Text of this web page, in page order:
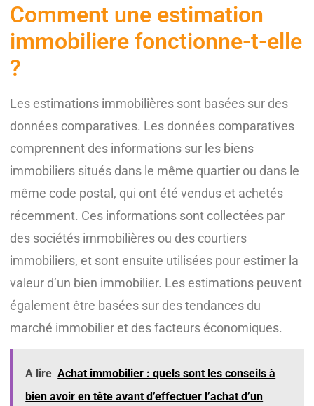
Comment une estimation
immobiliere fonctionne-t-elle
?
Les estimations immobilières sont basées sur des
données comparatives. Les données comparatives
comprennent des informations sur les biens
immobiliers situés dans le même quartier ou dans le
même code postal, qui ont été vendus et achetés
récemment. Ces informations sont collectées par
des sociétés immobilières ou des courtiers
immobiliers, et sont ensuite utilisées pour estimer la
valeur d’un bien immobilier. Les estimations peuvent
également être basées sur des tendances du
marché immobilier et des facteurs économiques.
A lire Achat immobilier : quels sont les conseils à
bien avoir en tête avant d’effectuer l’achat d’un